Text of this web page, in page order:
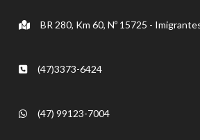
BR 280, Km 60, Nº 15725 -
(47)3373-6424
(47) 99123-7004